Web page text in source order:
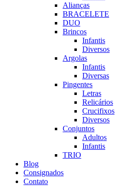
Alianças
BRACELETE
DUO
Brincos
Infantis
Diversos
Argolas
Infantis
Diversas
Pingentes
Letras
Relicários
Crucifixos
Diversos
Conjuntos
Adultos
Infantis
TRIO
Blog
Consignados
Contato